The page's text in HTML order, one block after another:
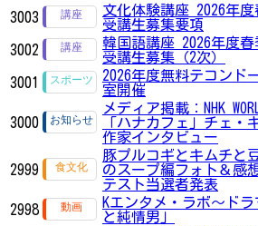
3003
文化体験講座 2026年度
受講生募集要項
3002
韓国語講座 2026年度春
受講生募集（2次）
3001
2026年度無料テコンド
室開催
3000
メディア掲載：NHK
「ハナカフェ」チェ・
作家インタビュー
2999
豚プルコギとキムチと
のスープ編フォト＆感
テスト当選者発表
2998
Kエンタメ・ラボ～ド
と純情男」